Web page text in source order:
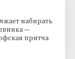
набирать
—
притча